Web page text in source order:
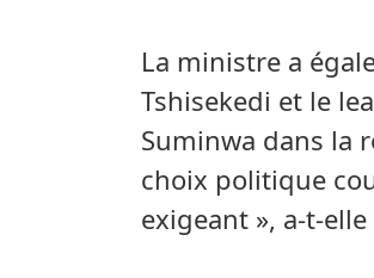
La ministre a
Tshisekedi et le
Suminwa dans la
choix politique
exigeant », a-t-